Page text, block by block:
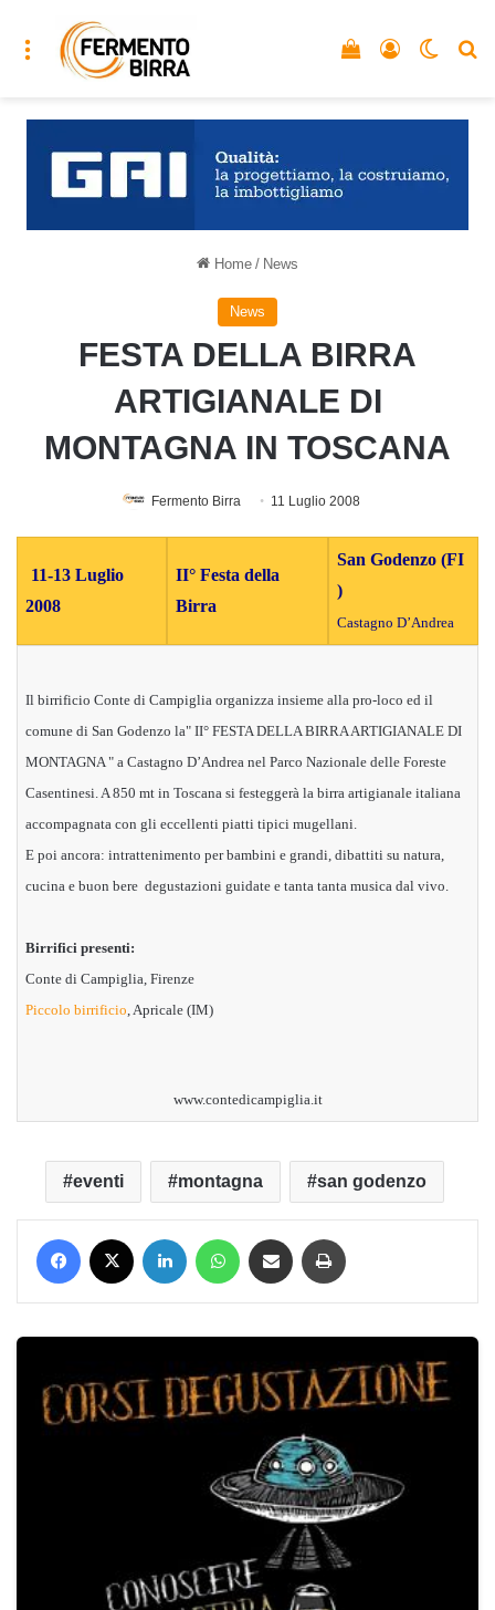
Menu Accedi
Vedi il carrello
Home / News
News
FESTA DELLA BIRRA
ARTIGIANALE DI
MONTAGNA IN TOSCANA
Fermento Birra 11 Luglio 2008
11-13 Luglio
2008
II° Festa della
Birra
San Godenzo (FI
)
Castagno D’Andrea
Il birrificio Conte di Campiglia organizza insieme alla pro-loco ed il
comune di San Godenzo la" II° FESTA DELLA BIRRA ARTIGIANALE DI
MONTAGNA " a Castagno D’Andrea nel Parco Nazionale delle Foreste
Casentinesi. A 850 mt in Toscana si festeggerà la birra artigianale italiana
accompagnata con gli eccellenti piatti tipici mugellani.
E poi ancora: intrattenimento per bambini e grandi, dibattiti su natura,
cucina e buon bere degustazioni guidate e tanta tanta musica dal vivo.
Birrifici presenti:
Conte di Campiglia, Firenze
Piccolo birrificio, Apricale (IM)
www.contedicampiglia.it
eventi montagna san godenzo
Facebook LinkedIn WhatsApp Condividi via mail